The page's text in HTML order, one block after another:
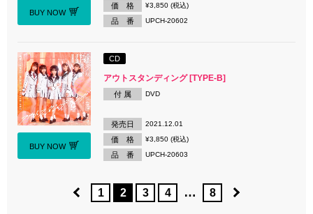
BUY NOW
価 格 ¥3,850 (税込)
品 番 UPCH-20602
BUY NOW
CD
アウトスタンディング [TYPE-B]
付 属 DVD
発売日 2021.12.01
価 格 ¥3,850 (税込)
品 番 UPCH-20603
1 2 3 4 … 8